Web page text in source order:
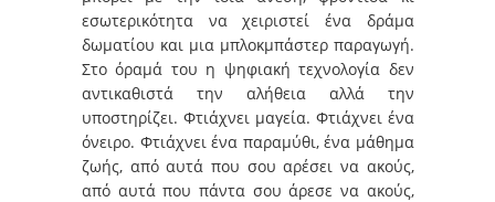
εσωτερικότητα να χειριστεί ένα δράμα
δωματίου και μια μπλοκμπάστερ παραγωγή.
Στο όραμά του η ψηφιακή τεχνολογία δεν
αντικαθιστά την αλήθεια αλλά την
υποστηρίζει. Φτιάχνει μαγεία. Φτιάχνει ένα
όνειρο. Φτιάχνει ένα παραμύθι, ένα μάθημα
ζωής, από αυτά που σου αρέσει να ακούς,
από αυτά που πάντα σου άρεσε να ακούς,